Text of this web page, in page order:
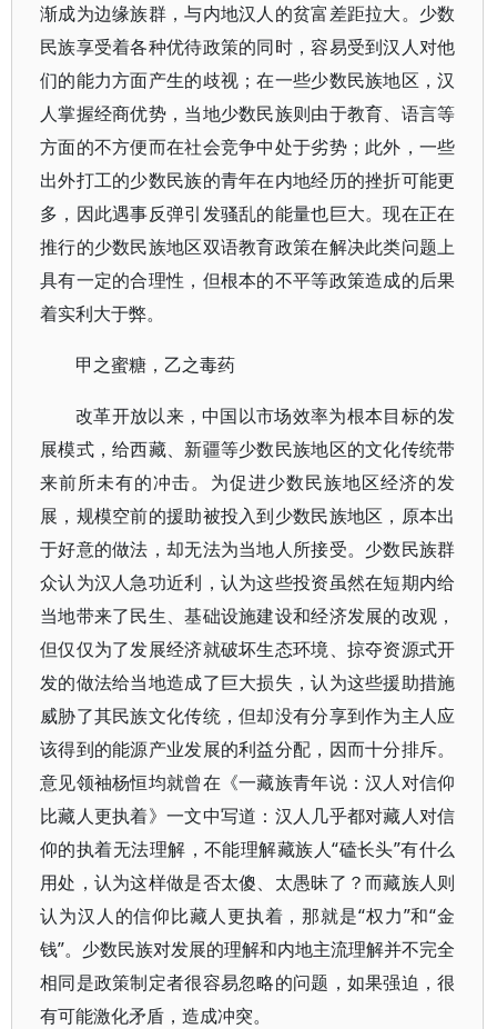
渐成为边缘族群，与内地汉人的贫富差距拉大。少数
民族享受着各种优待政策的同时，容易受到汉人对他
们的能力方面产生的歧视；在一些少数民族地区，汉
人掌握经商优势，当地少数民族则由于教育、语言等
方面的不方便而在社会竞争中处于劣势；此外，一些
出外打工的少数民族的青年在内地经历的挫折可能更
多，因此遇事反弹引发骚乱的能量也巨大。现在正在
推行的少数民族地区双语教育政策在解决此类问题上
具有一定的合理性，但根本的不平等政策造成的后果
着实利大于弊。
甲之蜜糖，乙之毒药
改革开放以来，中国以市场效率为根本目标的发
展模式，给西藏、新疆等少数民族地区的文化传统带
来前所未有的冲击。为促进少数民族地区经济的发
展，规模空前的援助被投入到少数民族地区，原本出
于好意的做法，却无法为当地人所接受。少数民族群
众认为汉人急功近利，认为这些投资虽然在短期内给
当地带来了民生、基础设施建设和经济发展的改观，
但仅仅为了发展经济就破坏生态环境、掠夺资源式开
发的做法给当地造成了巨大损失，认为这些援助措施
威胁了其民族文化传统，但却没有分享到作为主人应
该得到的能源产业发展的利益分配，因而十分排斥。
意见领袖杨恒均就曾在《一藏族青年说：汉人对信仰
比藏人更执着》一文中写道：汉人几乎都对藏人对信
仰的执着无法理解，不能理解藏族人“磕长头”有什么
用处，认为这样做是否太傻、太愚昧了？而藏族人则
认为汉人的信仰比藏人更执着，那就是“权力”和“金
钱”。少数民族对发展的理解和内地主流理解并不完全
相同是政策制定者很容易忽略的问题，如果强迫，很
有可能激化矛盾，造成冲突。